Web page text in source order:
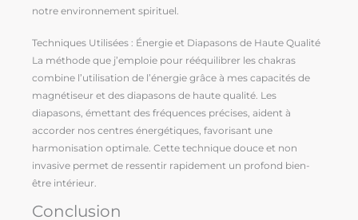
notre environnement spirituel.
Techniques Utilisées : Énergie et Diapasons de Haute Qualité
La méthode que j’emploie pour rééquilibrer les chakras
combine l’utilisation de l’énergie grâce à mes capacités de
magnétiseur et des diapasons de haute qualité. Les
diapasons, émettant des fréquences précises, aident à
accorder nos centres énergétiques, favorisant une
harmonisation optimale. Cette technique douce et non
invasive permet de ressentir rapidement un profond bien-
être intérieur.
Conclusion